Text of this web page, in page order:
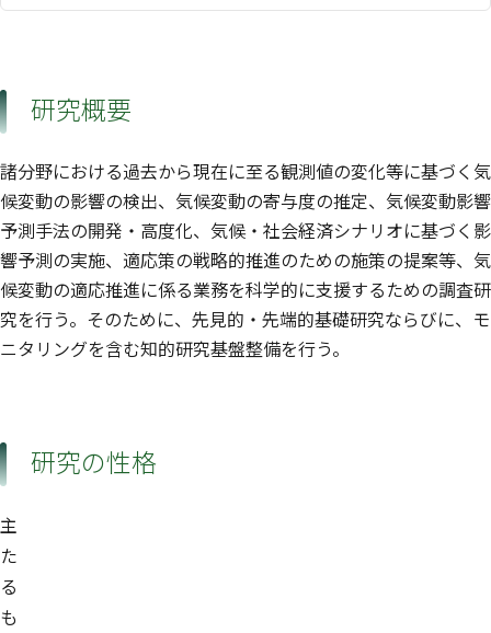
研究概要
諸分野における過去から現在に至る観測値の変化等に基づく気
候変動の影響の検出、気候変動の寄与度の推定、気候変動影響
予測手法の開発・高度化、気候・社会経済シナリオに基づく影
響予測の実施、適応策の戦略的推進のための施策の提案等、気
候変動の適応推進に係る業務を科学的に支援するための調査研
究を行う。そのために、先見的・先端的基礎研究ならびに、モ
ニタリングを含む知的研究基盤整備を行う。
研究の性格
主
た
る
も